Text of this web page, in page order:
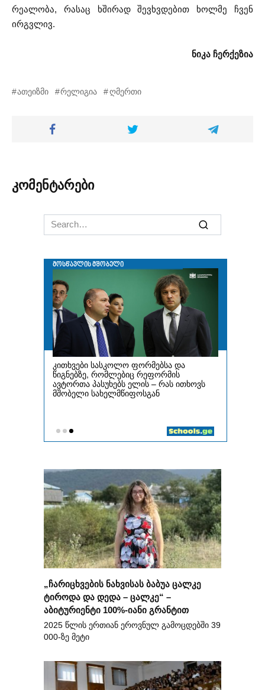
რეალობა, რასაც ხშირად შევხვდებით ხოლმე ჩვენ
ირგვლივ.
ნიკა ჩერქეზია
ათეიზმი რელიგია ღმერთი
კომენტარები
Search
for:
„ჩარიცხვების ნახვისას ბაბუა ცალკე
ტიროდა და დედა – ცალკე“ –
აბიტურიენტი 100%-იანი გრანტით
2025 წლის ერთიან ეროვნულ გამოცდებში 39
000-ზე მეტი